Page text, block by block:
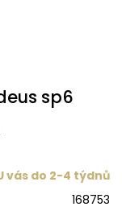
sp6
vás do 2-4 týdnů
168753